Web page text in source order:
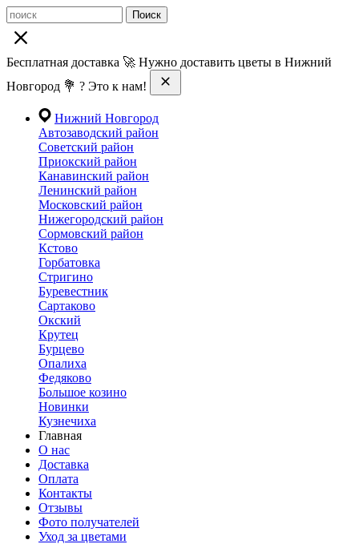
Поиск
Бесплатная доставка 🚀 Нужно доставить цветы в Нижний
Новгород 💐 ? Это к нам!
Нижний Новгород
Автозаводский район
Советский район
Приокский район
Канавинский район
Ленинский район
Московский район
Нижегородский район
Сормовский район
Кстово
Горбатовка
Стригино
Буревестник
Сартаково
Окский
Крутец
Бурцево
Опалиха
Федяково
Большое козино
Новинки
Кузнечиха
Главная
О нас
Доставка
Оплата
Контакты
Отзывы
Фото получателей
Уход за цветами